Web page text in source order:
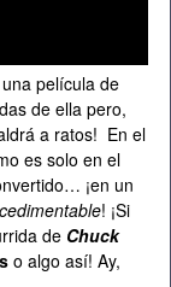
película de
de ella pero,
a ratos! En el
es solo en el
¡en un
! ¡Si
de Chuck
o algo así! Ay,